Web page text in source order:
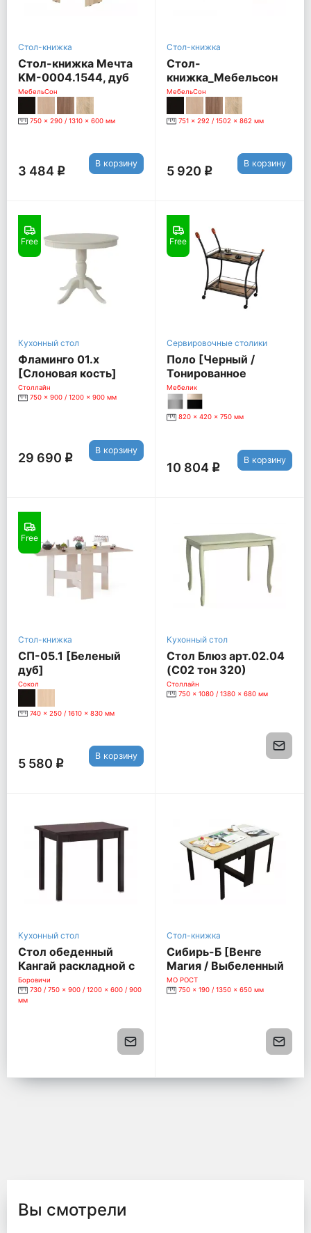
Стол-книжка
Стол-книжка Мечта
KM-0004.1544, дуб
сонома
МебельСон
750 x 290 / 1310 x 600 мм
3 484 q
В корзину
Стол-книжка
Стол-
книжка_Мебельсон
[Дуб Сонома]
МебельСон
751 x 292 / 1502 x 862 мм
5 920 q
В корзину
Free
Кухонный стол
Фламинго 01.х
[Слоновая кость]
Столлайн
750 x 900 / 1200 x 900 мм
29 690 q
В корзину
Free
Сервировочные столики
Поло [Черный /
Тонированное
стекло]
Мебелик
820 x 420 x 750 мм
10 804 q
В корзину
Free
Стол-книжка
СП-05.1 [Беленый
дуб]
Сокол
740 x 250 / 1610 x 830 мм
5 580 q
В корзину
Кухонный стол
Стол Блюз арт.02.04
(С02 тон 320)
1080/1380*680*750
[Слоновая кость]
Столлайн
750 x 1080 / 1380 x 680 мм
Кухонный стол
Стол обеденный
Кангай раскладной с
ящиком, выбеленная
береза/шимо
Боровичи
730 / 750 x 900 / 1200 x 600 / 900
мм
Стол-книжка
Сибирь-Б [Венге
Магия / Выбеленный
дуб]
МО РОСТ
750 x 190 / 1350 x 650 мм
Вы смотрели